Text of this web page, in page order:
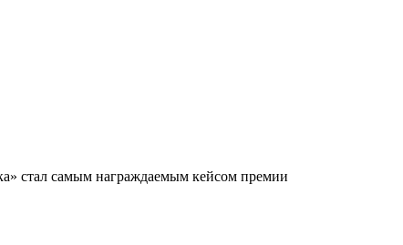
стал самым награждаемым кейсом премии